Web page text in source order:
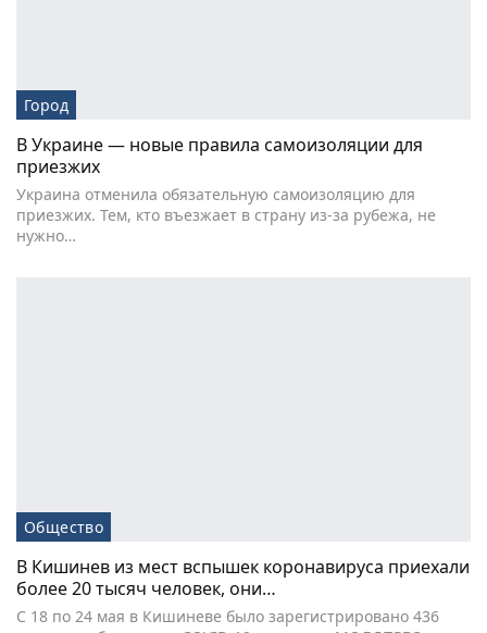
Город
В Украине — новые правила самоизоляции для
приезжих
Украина отменила обязательную самоизоляцию для
приезжих. Тем, кто въезжает в страну из-за рубежа, не
нужно…
Общество
В Кишинев из мест вспышек коронавируса приехали
более 20 тысяч человек, они…
С 18 по 24 мая в Кишиневе было зарегистрировано 436